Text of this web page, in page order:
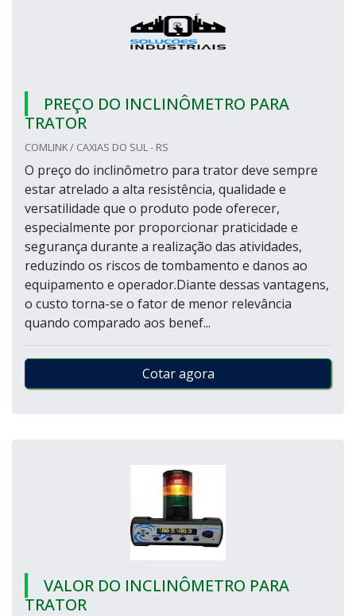
PREÇO DO INCLINÔMETRO PARA
TRATOR
COMLINK / CAXIAS DO SUL - RS
O preço do inclinômetro para trator deve sempre
estar atrelado a alta resistência, qualidade e
versatilidade que o produto pode oferecer,
especialmente por proporcionar praticidade e
segurança durante a realização das atividades,
reduzindo os riscos de tombamento e danos ao
equipamento e operador.Diante dessas vantagens,
o custo torna-se o fator de menor relevância
quando comparado aos benef...
Cotar agora
VALOR DO INCLINÔMETRO PARA
TRATOR